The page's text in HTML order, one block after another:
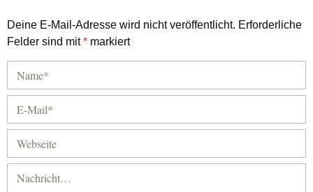
Deine E-Mail-Adresse wird nicht veröffentlicht. Erforderliche
Felder sind mit* markiert